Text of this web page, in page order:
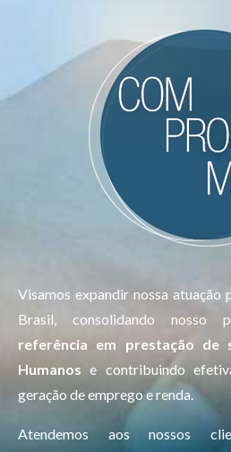
Visamos expandir nossa atuação
Brasil, consolidando nosso
referência em prestação de
Humanos e contribuindo
geração de emprego e renda.
Atendemos aos nossos